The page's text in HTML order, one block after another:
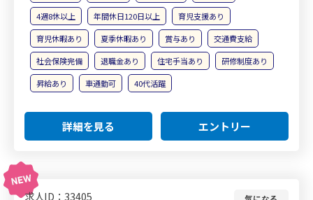
4週8休以上
年間休日120日以上
育児支援あり
育児休暇あり
夏季休暇あり 賞与あり
交通費支給
社会保険完備
退職金あり 住宅手当あり
研修制度あり
昇給あり
車通勤可 40代活躍
詳細を見る エントリー
求人ID：33405